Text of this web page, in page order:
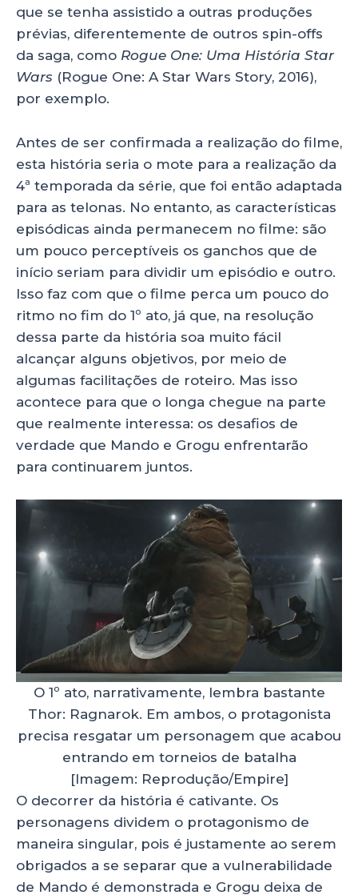
que se tenha assistido a outras produções
prévias, diferentemente de outros spin-offs
da saga, como Rogue One: Uma História Star
Wars (Rogue One: A Star Wars Story, 2016),
por exemplo.
Antes de ser confirmada a realização do filme,
esta história seria o mote para a realização da
4ª temporada da série, que foi então adaptada
para as telonas. No entanto, as características
episódicas ainda permanecem no filme: são
um pouco perceptíveis os ganchos que de
início seriam para dividir um episódio e outro.
Isso faz com que o filme perca um pouco do
ritmo no fim do 1º ato, já que, na resolução
dessa parte da história soa muito fácil
alcançar alguns objetivos, por meio de
algumas facilitações de roteiro. Mas isso
acontece para que o longa chegue na parte
que realmente interessa: os desafios de
verdade que Mando e Grogu enfrentarão
para continuarem juntos.
O 1º ato, narrativamente, lembra bastante
Thor: Ragnarok. Em ambos, o protagonista
precisa resgatar um personagem que acabou
entrando em torneios de batalha
[Imagem: Reprodução/Empire]
O decorrer da história é cativante. Os
personagens dividem o protagonismo de
maneira singular, pois é justamente ao serem
obrigados a se separar que a vulnerabilidade
de Mando é demonstrada e Grogu deixa de